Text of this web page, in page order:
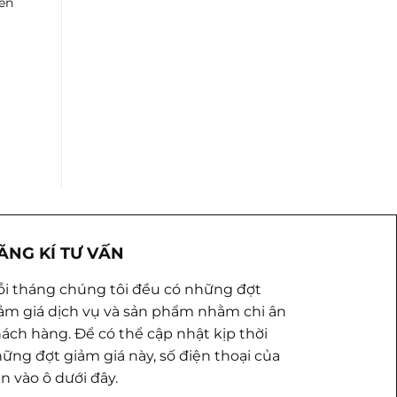
KÍ TƯ VẤN
tháng chúng tôi đều có những đợt
giá dịch vụ và sản phẩm nhằm chi ân
hàng. Để có thể cập nhật kịp thời
đợt giảm giá này, số điện thoại của
vào ô dưới đây.